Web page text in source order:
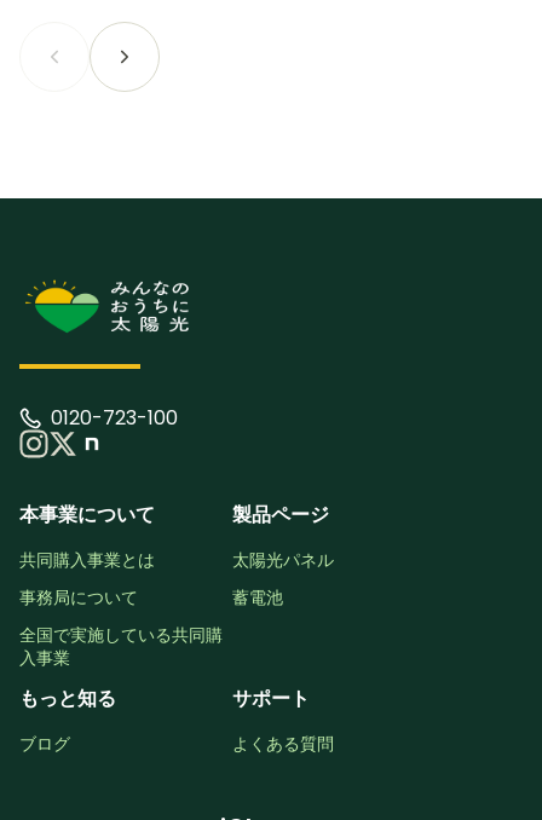
0120-723-100
本事業について
共同購入事業とは
事務局について
全国で実施している共同購
入事業
製品ページ
太陽光パネル
蓄電池
もっと知る
ブログ
サポート
よくある質問